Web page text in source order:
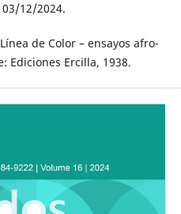
12/2024.
de Color – ensayos afro-
Ediciones Ercilla, 1938.